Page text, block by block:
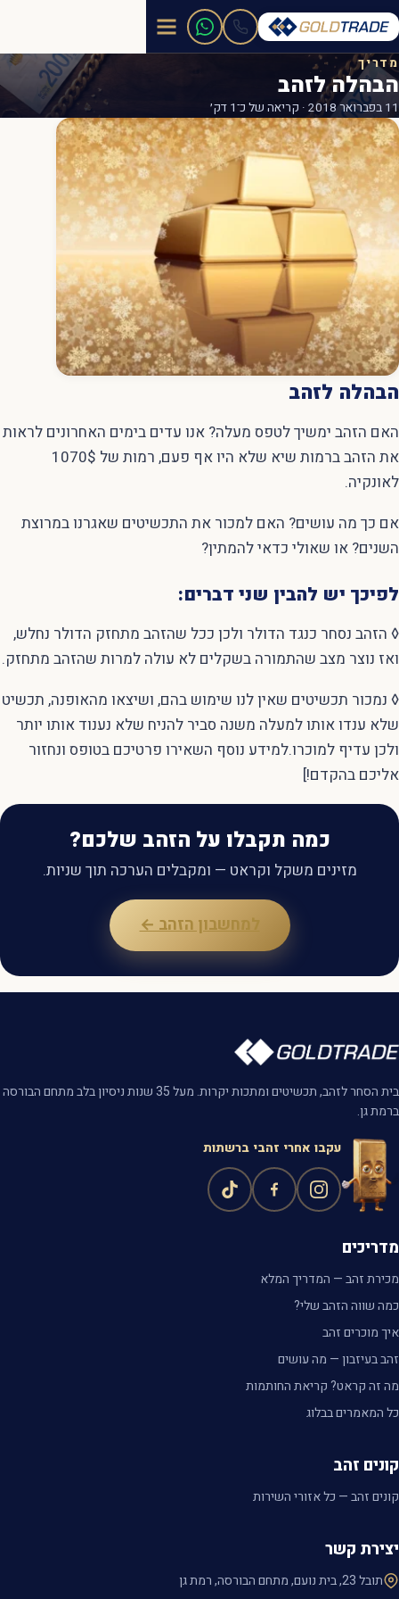
מדריך
הבהלה לזהב
11 בפברואר 2018 · קריאה של כ־1 דק׳
הבהלה לזהב
האם הזהב ימשיך לטפס מעלה? אנו עדים בימים האחרונים לראות
את הזהב ברמות שיא שלא היו אף פעם, רמות של 1070$
לאונקיה.
אם כך מה עושים? האם למכור את התכשיטים שאגרנו במרוצת
השנים? או שאולי כדאי להמתין?
לפיכך יש להבין שני דברים:
◊ הזהב נסחר כנגד הדולר ולכן ככל שהזהב מתחזק הדולר נחלש,
ואז נוצר מצב שהתמורה בשקלים לא עולה למרות שהזהב מתחזק.
◊ נמכור תכשיטים שאין לנו שימוש בהם, ושיצאו מהאופנה, תכשיט
שלא ענדו אותו למעלה משנה סביר להניח שלא נענוד אותו יותר
ולכן עדיף למוכרו.למידע נוסף השאירו פרטיכם בטופס ונחזור
אליכם בהקדם!]
כמה תקבלו על הזהב שלכם?
מזינים משקל וקראט — ומקבלים הערכה תוך שניות.
למחשבון הזהב ←
בית הסחר לזהב, תכשיטים ומתכות יקרות. מעל 35 שנות ניסיון בלב מתחם הבורסה
ברמת גן.
עקבו אחרי זהבי ברשתות
מדריכים
מכירת זהב — המדריך המלא
כמה שווה הזהב שלי?
איך מוכרים זהב
זהב בעיזבון — מה עושים
מה זה קראט? קריאת החותמות
כל המאמרים בבלוג
קונים זהב
קונים זהב — כל אזורי השירות
יצירת קשר
תובל 23, בית נועם, מתחם הבורסה, רמת גן